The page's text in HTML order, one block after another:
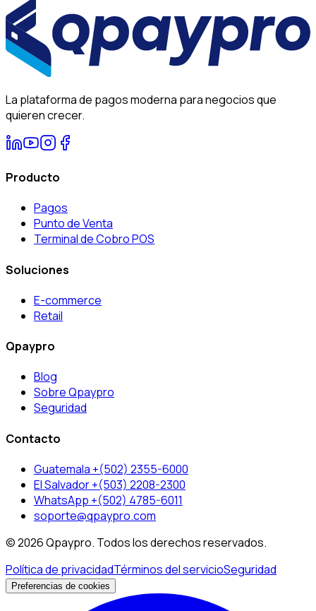
La plataforma de pagos moderna para negocios que
quieren crecer.
Producto
Pagos
Punto de Venta
Terminal de Cobro POS
Soluciones
E-commerce
Retail
Qpaypro
Blog
Sobre Qpaypro
Seguridad
Contacto
Guatemala +(502) 2355-6000
El Salvador +(503) 2208-2300
WhatsApp +(502) 4785-6011
soporte@qpaypro.com
© 2026 Qpaypro. Todos los derechos reservados.
Política de privacidadTérminos del servicioSeguridad
Preferencias de cookies